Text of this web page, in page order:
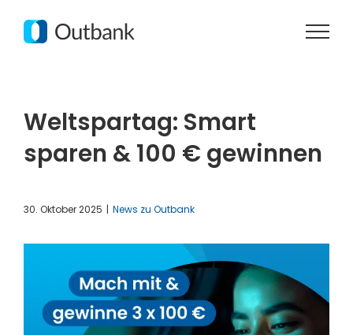
Inhalt
springen
Weltspartag: Smart
sparen & 100 € gewinnen
30. Oktober 2025 | News zu Outbank